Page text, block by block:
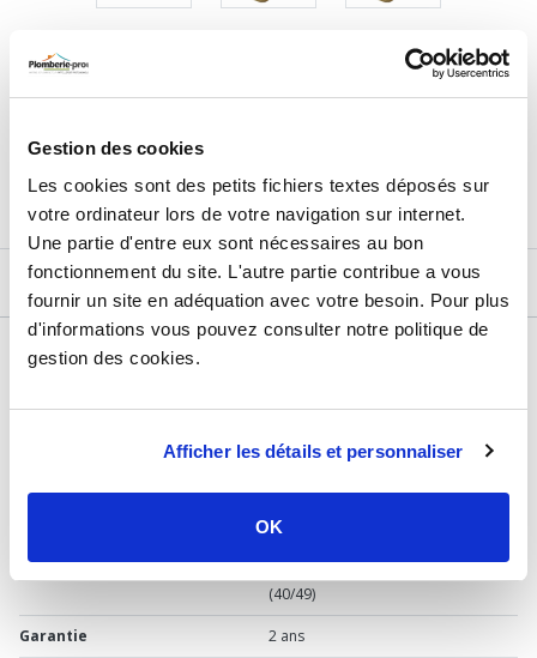
Gestion des cookies
Les cookies sont des petits fichiers textes déposés sur
votre ordinateur lors de votre navigation sur internet.
Une partie d'entre eux sont nécessaires au bon
fonctionnement du site. L'autre partie contribue a vous
fournir un site en adéquation avec votre besoin. Pour plus
d'informations vous pouvez consulter notre politique de
gestion des cookies.
Afficher les détails et personnaliser
OK
Prix total de la sélection : 36,87€TTC
DESCRIPTIF
DÉTAILS TECHNIQUES
Type de produit Raccord cannelé
Chauffage
Marque Somatherm
Fonte
(40/49)
Garantie 2 ans